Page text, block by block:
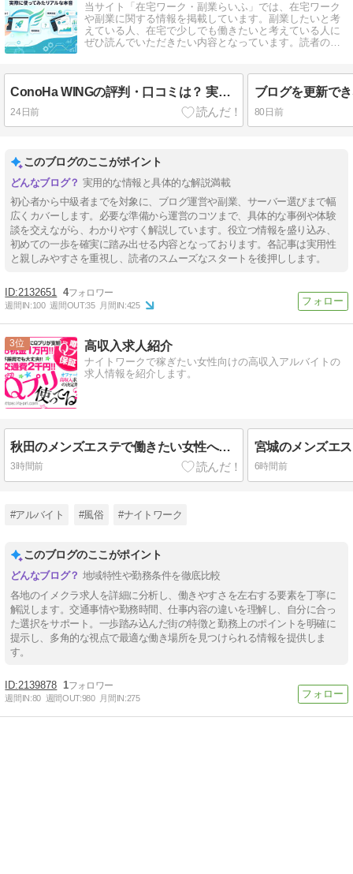
当サイト「在宅ワーク・副業らいふ」では、在宅ワーク
や副業に関する情報を掲載しています。副業したいと考
えている人、在宅で少しでも働きたいと考えている人に
ぜひ読んでいただきたい内容となっています。読者の方
ConoHa WINGの評判・口コミは？ 実際に使ってみた本音レビュー
24日前 80日前
このブログのここがポイント
実用的な情報と具体的な解説満載
初心者から中級者までを対象に、ブログ運営や副業、サーバー選びまで幅
広くカバーします。必要な準備から運営のコツまで、具体的な事例や体験
談を交えながら、わかりやすく解説しています。役立つ情報を盛り込み、
初めての一歩を確実に踏み出せる内容となっております。各記事は実用性
と親しみやすさを重視し、読者のスムーズなスタートを後押しします。
2132651 4
週間IN:100 週間OUT:35 月間IN:425
3 高収入求人紹介
ナイトワークで稼ぎたい女性向けの高収入アルバイトの
求人情報を紹介します。
秋田のメンズエステで働きたい女性へ｜秋田市・横手・大仙・由利本荘など街選びと未経験・年齢・体型・求人条件を徹底解説
3時間前 6時間前
#アルバイト #風俗 #ナイトワーク
このブログのここがポイント
地域特性や勤務条件を徹底比較
各地のイメクラ求人を詳細に分析し、働きやすさを左右する要素を丁寧に
解説します。交通事情や勤務時間、仕事内容の違いを理解し、自分に合っ
た選択をサポート。一歩踏み込んだ街の特徴と勤務上のポイントを明確に
提示し、多角的な視点で最適な働き場所を見つけられる情報を提供しま
す。
2139878 1
週間IN:80 週間OUT:980 月間IN:275